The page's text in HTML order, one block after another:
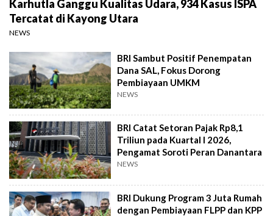
Karhutla Ganggu Kualitas Udara, 934 Kasus ISPA
Tercatat di Kayong Utara
NEWS
BRI Sambut Positif Penempatan
Dana SAL, Fokus Dorong
Pembiayaan UMKM
NEWS
BRI Catat Setoran Pajak Rp8,1
Triliun pada Kuartal I 2026,
Pengamat Soroti Peran Danantara
NEWS
BRI Dukung Program 3 Juta Rumah
dengan Pembiayaan FLPP dan KPP